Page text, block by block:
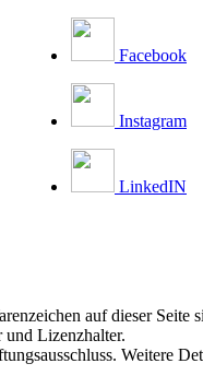
Facebook
Instagram
LinkedIN
auf dieser Seite
Lizenzhalter.
Weitere